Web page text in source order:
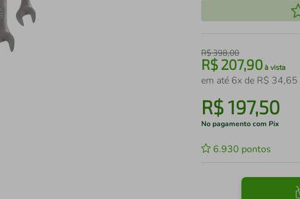
R$398,00
R$207,90 à vista
em até 6x de R$ 34,65
R$197,50
No pagamento com Pix
6.930 pontos